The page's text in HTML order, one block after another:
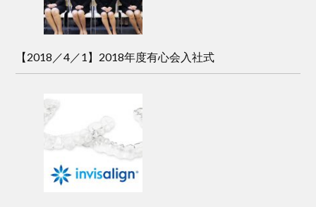
【2018／4／1】2018年度有心会入社式